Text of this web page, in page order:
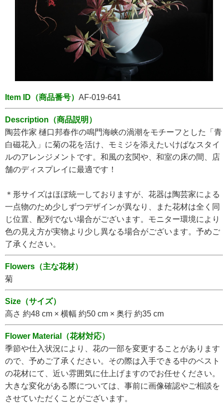
Item ID（商品番号） AF-019-641
Description（商品説明）
陶芸作家 樋口邦春作の鳴門海峡の渦潮をモチーフとした「青
白磁花入」に菊の花を活け、モミジを添えたいけばなスタイ
ルのアレンジメントです。 和風の玄関や、和室の床の間、店
舗のディスプレイに最適です！
＊形サイズはほぼ統一しておりますが、花器は陶芸家による
一点物のため少しずつデザインが異なり、また花材は全く同
じ位置、配列でない場合がございます。モニター環境により
色の見え方が実物より少し異なる場合がございます。予めご
了承ください。
Flowers（主な花材）
菊
Size（サイズ）
高さ 約48 cm × 横幅 約50 cm × 奥行 約35 cm
Flower Material（花材対応）
季節や仕入状況により、花の一部を変更することがあります
ので、予めご了承ください。その際は入手できる中のベスト
の花材にて、近い雰囲気に仕上げますのでお任せください。
大きな変化がある際については、事前に画像確認やご相談を
させていただくことがございます。